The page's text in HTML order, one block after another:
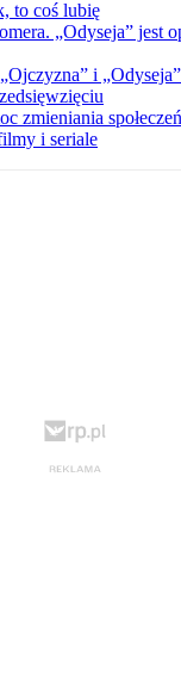
to coś lubię
„Odyseja” jest
i
zmieniania
i seriale